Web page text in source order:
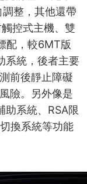
整，其他還帶
控式主機、雙
配，較6MT版
系統，後者主要
前後靜止障礙
險。另外像是
助系統、RSA限
換系統等功能